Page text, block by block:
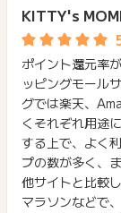
【その他】
※広告主側のアプ
した。
※ポイントタウン
できていれば、
しても獲得対象
※ポイントタウ
できていない状
お買い物をした
い
※本広告は以下
KITTY's
ポイント還元率
ッピングモール
グでは楽天、
くそれぞれ用途
する上で、よく
プの数が多く、
他サイトと比較
マラソンなどで